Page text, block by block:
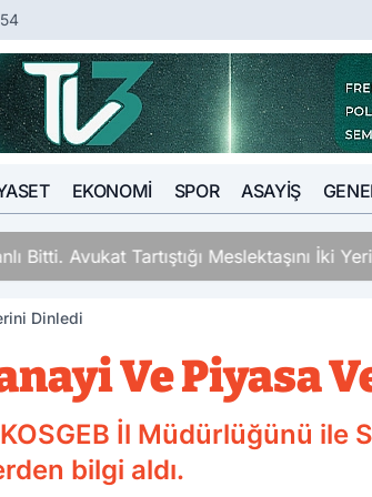
EKONOMI SPOR ASAYIŞ
Bitti. Avukat Tartıştığı Meslektaşını İki
Dinledi
Ve Piyasa
İl Müdürlüğünü ile
bilgi aldı.